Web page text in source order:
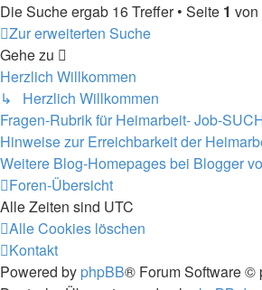
Die Suche ergab 16 Treffer • Seite 1 von
Zur erweiterten Suche
Gehe zu
Herzlich Willkommen
↳ Herzlich Willkommen
Fragen-Rubrik für Heimarbeit- Job-
Hinweise zur Erreichbarkeit der
Weitere Blog-Homepages bei Blogger
Foren-Übersicht
Alle Zeiten sind UTC
Alle Cookies löschen
Kontakt
Powered by phpBB® Forum Software ©